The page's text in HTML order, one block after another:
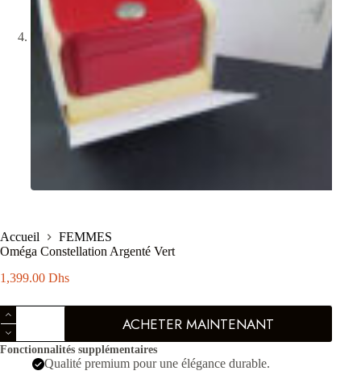
Accueil
FEMMES
Oméga Constellation Argenté Vert
1,399.00 Dhs
quantité
de
Oméga
Constellation
Argenté
ACHETER MAINTENANT
Fonctionnalités supplémentaires
Qualité premium pour une élégance durable.